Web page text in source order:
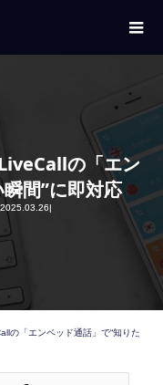
の「エン
間”に即対応
の「エンベッド通話」で“知りた